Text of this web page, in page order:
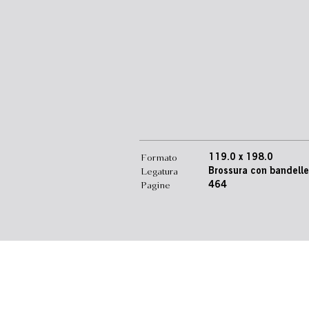
Formato
Legatura
Pagine
119.0 x 198.0
Brossura con bandelle
464